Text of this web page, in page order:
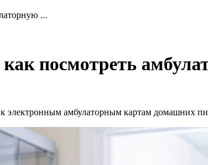
...
посмотреть
электронным амбулаторным картам домашних